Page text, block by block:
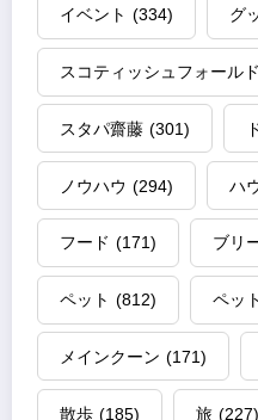
イベント (334) グ
スコティッシュフォールド
スタパ齋藤 (301)
ノウハウ (294) ハ
フード (171) ブリ
ペット (812) ペッ
メインクーン (171)
散歩 (185) 旅 (227)